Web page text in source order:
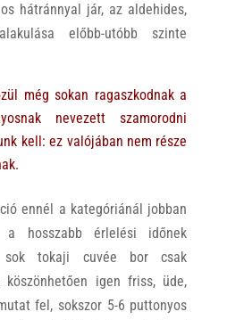
hátránnyal jár, az aldehides,
előbb-utóbb szinte
még sokan ragaszkodnak a
nevezett szamorodni
kell: ez valójában nem része
ennél a kategóriánál jobban
a hosszabb érlelési időnek
sok tokaji cuvée bor csak
igen friss, üde,
fel, sokszor 5-6 puttonyos